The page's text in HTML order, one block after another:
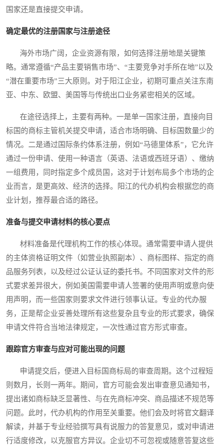
国家还是直接提交申请。
确定最优的注册国家与注册途径
海外市场广阔，企业资源有限，如何选择注册地是关键策
略。通常遵循“产品主要销售市场”、“主要竞争对手所在地”以及
“潜在重要市场”三大原则。对于阳江企业，初期可重点关注东南
亚、中东、欧盟、美国等与传统出口业务紧密相关的区域。
在途径选择上，主要有两种。一是单一国家注册，直接向目
标国的商标主管机关提交申请，适合市场明确、目标国数量少的
情况。二是通过国际条约体系注册，例如“马德里体系”，它允许
通过一份申请、使用一种语言（英语、法语或西班牙语）、缴纳
一组费用，同时指定多个成员国，这对于计划布局多个市场的企
业而言，是更高效、经济的选择。阳江的代办机构会根据您的商
业计划，推荐最合适的路径。
准备与提交申请材料的核心要点
材料准备是代理机构工作的核心体现。通常需要申请人提供
的主体资格证明文件（如营业执照副本）、商标图样、指定的商
品服务列表，以及经过公证认证的委托书。不同国家对文件的形
式要求差异很大，例如美国需要申请人签署的使用声明或意向使
用声明，而一些国家则要求文件进行领事认证。专业的代办服
务，正是帮企业妥善处理所有这些复杂且专业的形式要求，确保
申请文件符合当地法律规定，一次性通过官方形式审查。
跟踪官方审查与应对可能出现的问题
申请提交后，便进入目标国商标局的审查周期。这个过程短
则数月，长则一两年。期间，官方可能会发出审查意见通知书，
提出诸如商标缺乏显著性、与在先商标冲突、商品描述不规范等
问题。此时，代办机构的作用至关重要。他们会及时将官文翻译
解读，并基于专业经验撰写具有说服力的答复意见，或对申请进
行适度修改，以克服官方异议。企业切不可忽视或随意答复这些